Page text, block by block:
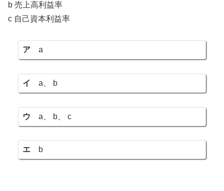
b 売上高利益率
c 自己資本利益率
ア a
イ a、 b
ウ a、 b、 c
エ b